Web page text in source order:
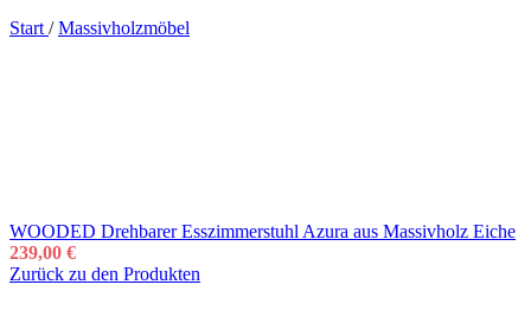
Start / Massivholzmöbel
WOODED Drehbarer Esszimmerstuhl Azura aus Massivholz Eiche
239,00 €
Zurück zu den Produkten